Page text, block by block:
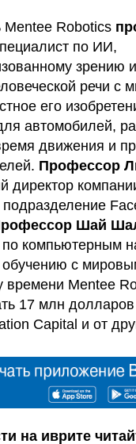
Mentee Robotics
по ИИ,
зрению
речи с
его
автомобилей,
движения и
Профессор
директор
Шай
по компьютерным
с
времени Mentee
17 млн
Capital и от
на иврите